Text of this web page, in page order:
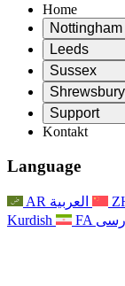
Home
Nottingham
Review
Niezależny
Zakres
Raport
Często
Proces
Biuletyny
Opt Out
Leeds
Review
Niezależny
Zakres
Kontakt
Wsparcie
Aktualizacje
Zdarzenia
For Staff
Wsparcie dla
Sussex
Review
Niezależny
Zakres
For Families
Aktualizacje
Zdarzenia
Shrewsbury
Review
Zakres zadań
Raport
Pierwszy
For Families
Aktualizacje
Support
Leeds
Nottingham
Rodzinna
Wsparcie w
zdrowiem
Usługi
Kontakt
Language
AR العربية
Kurdish
FA